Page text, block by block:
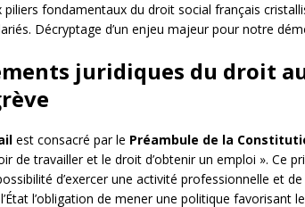
piliers fondamentaux du droit social français
Décryptage d’un enjeu majeur pour notre
juridiques du droit
est consacré par le Préambule de la
de travailler et le droit d’obtenir un emploi ». Ce
d’exercer une activité professionnelle et
l’obligation de mener une politique favorisant